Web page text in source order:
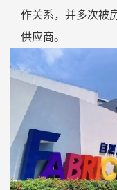
作关系，并多次被
供应商。